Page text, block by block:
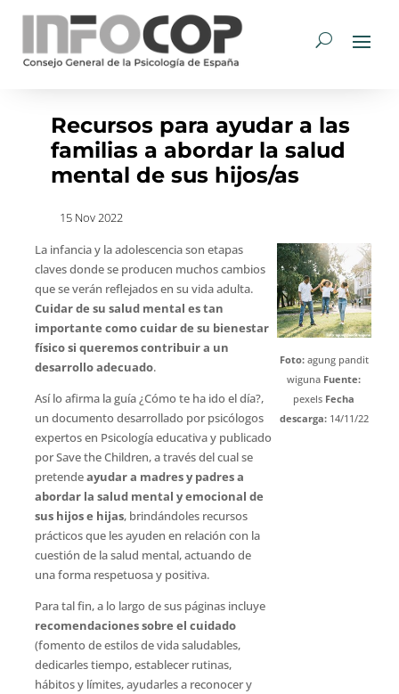
Recursos para ayudar a las
familias a abordar la salud
mental de sus hijos/as
15 Nov 2022
La infancia y la adolescencia son etapas
claves donde se producen muchos cambios
que se verán reflejados en su vida adulta.
Cuidar de su salud mental es tan
importante como cuidar de su bienestar
físico si queremos contribuir a un
desarrollo adecuado.
Así lo afirma la guía ¿Cómo te ha ido el día?,
un documento desarrollado por psicólogos
expertos en Psicología educativa y publicado
por Save the Children, a través del cual se
pretendeayudar a madres y padres a
abordar la salud mental y emocional de
sus hijos e hijas, brindándoles recursos
prácticos que les ayuden en relación con la
cuestión de la salud mental, actuando de
una forma respetuosa y positiva.
Para tal fin, a lo largo de sus páginas incluye
recomendaciones sobre el cuidado
(fomento de estilos de vida saludables,
dedicarles tiempo, establecer rutinas,
hábitos y límites, ayudarles a reconocer y
Foto: agung pandit
wiguna Fuente:
pexels Fecha
descarga:14/11/22